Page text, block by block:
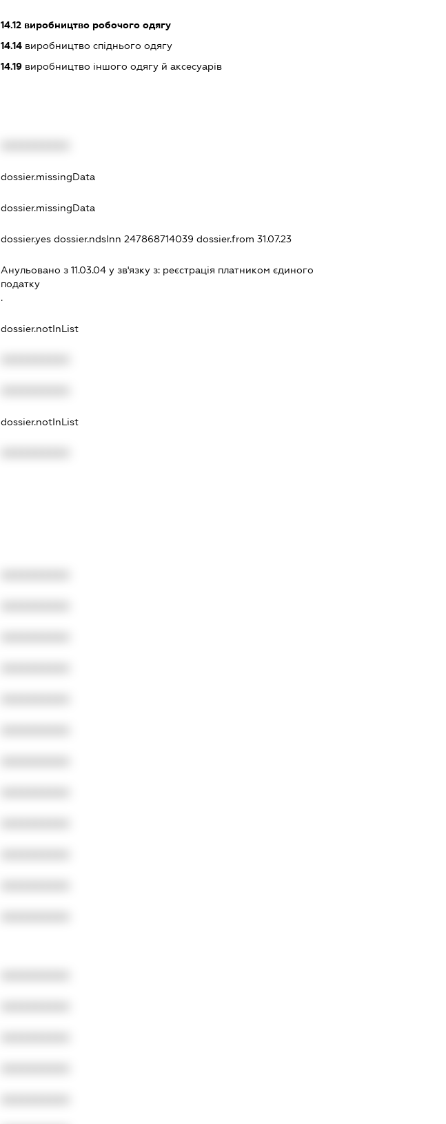
14.12виробництво робочого одягу
14.14виробництво спіднього одягу
14.19виробництво іншого одягу й аксесуарів
dossier.missingData
dossier.missingData
dossier.yes dossier.ndsInn 247868714039 dossier.from 31.07.23
Анульовано з 11.03.04 у зв'язку з: реєстрацiя платником єдиного
податку
.
dossier.notInList
dossier.notInList